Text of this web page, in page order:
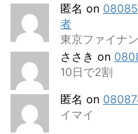
匿名 on
者
東京ファイナ
ささき on
10日で2割
匿名 on
イマイ